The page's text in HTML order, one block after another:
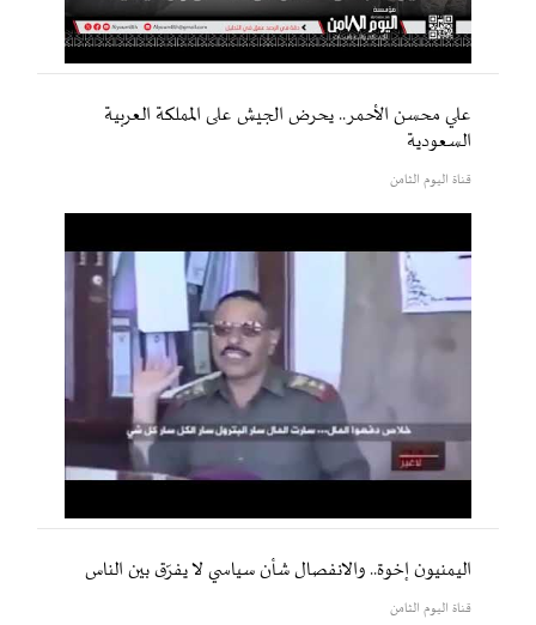
علي محسن الأحمر.. يحرض الجيش على المملكة العربية
السعودية
قناة اليوم الثامن
اليمنيون إخوة.. والانفصال شأن سياسي لا يفرّق بين الناس
قناة اليوم الثامن